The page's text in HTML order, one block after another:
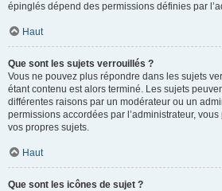
épinglés dépend des permissions définies par
Haut
Que sont les sujets verrouillés ?
Vous ne pouvez plus répondre dans les sujets
étant contenu est alors terminé. Les sujets
différentes raisons par un modérateur ou un
permissions accordées par l’administrateur,
vos propres sujets.
Haut
Que sont les icônes de sujet ?